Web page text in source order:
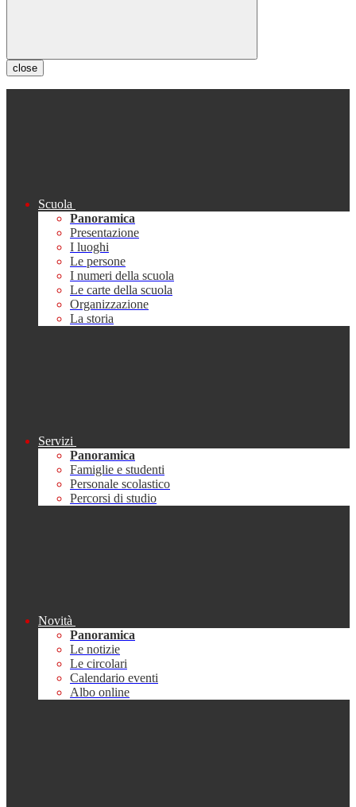
close
Scuola
Panoramica
Presentazione
I luoghi
Le persone
I numeri della scuola
Le carte della scuola
Organizzazione
La storia
Servizi
Panoramica
Famiglie e studenti
Personale scolastico
Percorsi di studio
Novità
Panoramica
Le notizie
Le circolari
Calendario eventi
Albo online